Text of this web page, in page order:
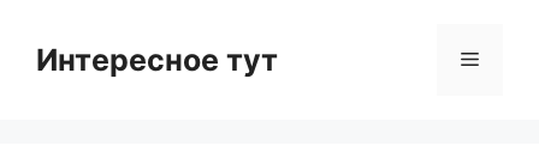
contentИнтересное тут Menu